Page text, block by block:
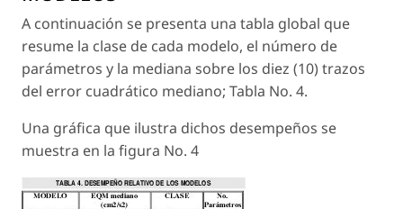
A continuación se presenta una tabla global que
resume la clase de cada modelo, el número de
parámetros y la mediana sobre los diez (10) trazos
del error cuadrático mediano; Tabla No. 4.
Una gráfica que ilustra dichos desempeños se
muestra en la figura No. 4